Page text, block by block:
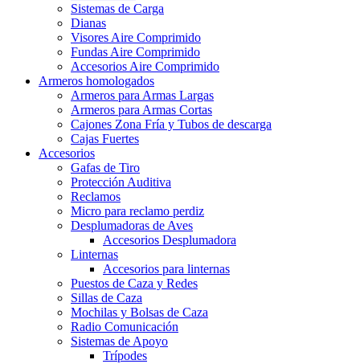
Sistemas de Carga
Dianas
Visores Aire Comprimido
Fundas Aire Comprimido
Accesorios Aire Comprimido
Armeros homologados
Armeros para Armas Largas
Armeros para Armas Cortas
Cajones Zona Fría y Tubos de descarga
Cajas Fuertes
Accesorios
Gafas de Tiro
Protección Auditiva
Reclamos
Micro para reclamo perdiz
Desplumadoras de Aves
Accesorios Desplumadora
Linternas
Accesorios para linternas
Puestos de Caza y Redes
Sillas de Caza
Mochilas y Bolsas de Caza
Radio Comunicación
Sistemas de Apoyo
Trípodes